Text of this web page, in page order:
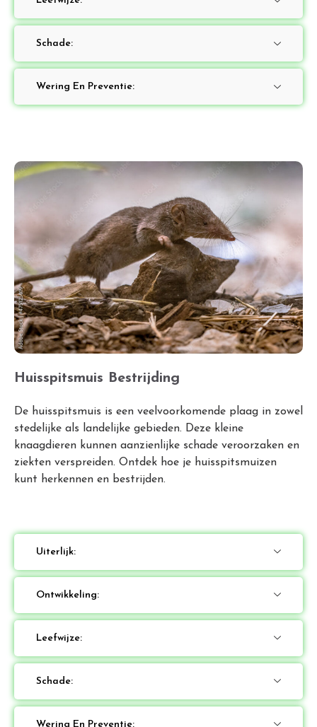
Schade:
Wering En Preventie:
Huisspitsmuis Bestrijding
De huisspitsmuis is een veelvoorkomende plaag in zowel
stedelijke als landelijke gebieden. Deze kleine
knaagdieren kunnen aanzienlijke schade veroorzaken en
ziekten verspreiden. Ontdek hoe je huisspitsmuizen
kunt herkennen en bestrijden.
Uiterlijk:
Ontwikkeling:
Leefwijze:
Schade:
Wering En Preventie: